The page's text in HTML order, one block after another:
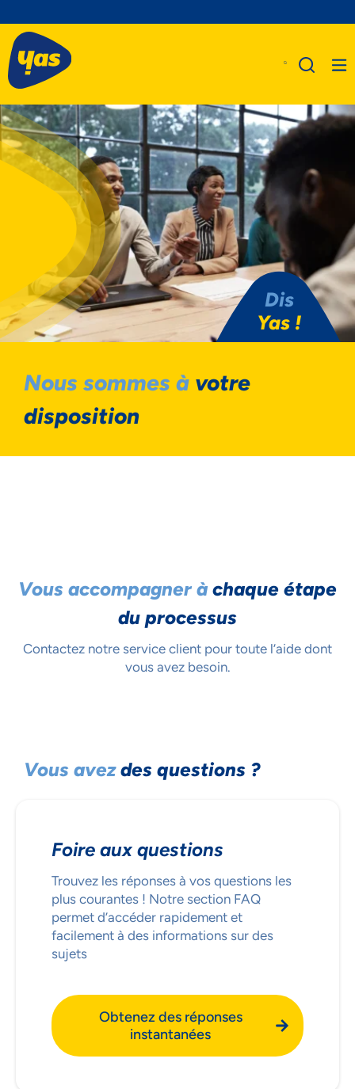
A Propos De Nous
Produits
Business
Assistance
Dis
Yas !
Nous sommes à votre
disposition
Vous accompagner à chaque étape
du processus
Contactez notre service client pour toute l’aide dont
vous avez besoin.
Vous avezdes questions ?
Foire aux questions
Trouvez les réponses à vos questions les
plus courantes ! Notre section FAQ
permet d’accéder rapidement et
facilement à des informations sur des
sujets
Obtenez des réponses
instantanées